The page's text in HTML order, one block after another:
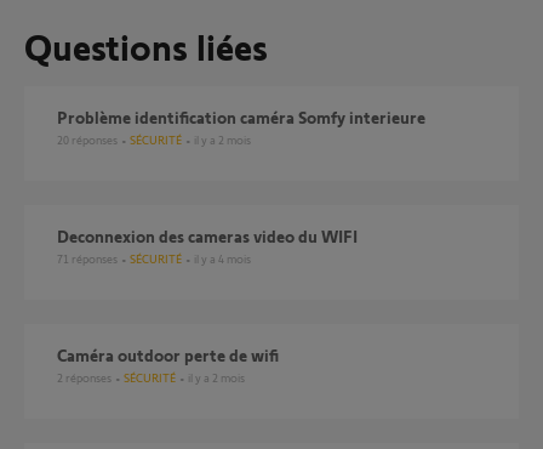
Questions liées
Problème identification caméra Somfy interieure
20 réponses SÉCURITÉ il y a 2 mois
Deconnexion des cameras video du WIFI
71 réponses SÉCURITÉ il y a 4 mois
Caméra outdoor perte de wifi
2 réponses SÉCURITÉ il y a 2 mois